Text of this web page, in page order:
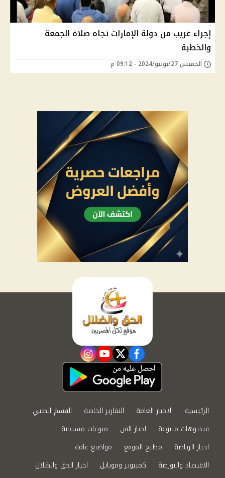
إجراء غريب من دولة الإمارات تجاه صلاة الجمعة
والخطبة
الخميس 27/يونيو/2024 - 09:12 م
facebook
twitter
youtube
instagram
الرئيسية الاخبار العامة التقارير الخاصة
القسم الطبي
فيديوهات متنوعة
اخبار الفن
منوعات مسيحية
اخبار الرياضة
مطبخ الموقع
مواضيع عامة
الاقتصاد والبورصة
كمبيوتر وموبايل
اخبار الحق والضلال